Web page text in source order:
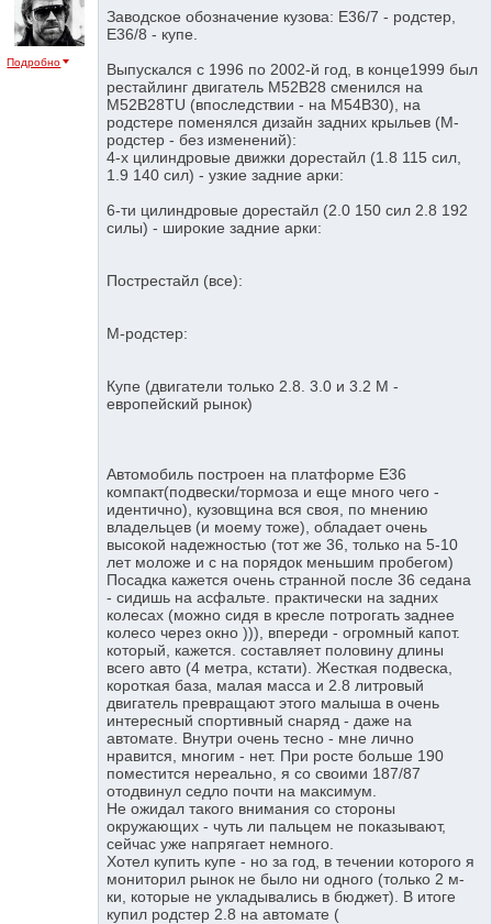
Подробно
Заводское обозначение кузова: E36/7 - родстер,
E36/8 - купе.
Выпускался с 1996 по 2002-й год, в конце1999 был
рестайлинг двигатель M52B28 сменился на
М52В28TU (впоследствии - на М54В30), на
родстере поменялся дизайн задних крыльев (М-
родстер - без изменений):
4-х цилиндровые движки дорестайл (1.8 115 сил,
1.9 140 сил) - узкие задние арки:
6-ти цилиндровые дорестайл (2.0 150 сил 2.8 192
силы) - широкие задние арки:
Пострестайл (все):
M-родстер:
Купе (двигатели только 2.8. 3.0 и 3.2 М -
европейский рынок)
Автомобиль построен на платформе Е36
компакт(подвески/тормоза и еще много чего -
идентично), кузовщина вся своя, по мнению
владельцев (и моему тоже), обладает очень
высокой надежностью (тот же 36, только на 5-10
лет моложе и с на порядок меньшим пробегом)
Посадка кажется очень странной после 36 седана
- сидишь на асфальте. практически на задних
колесах (можно сидя в кресле потрогать заднее
колесо через окно ))), впереди - огромный капот.
который, кажется. составляет половину длины
всего авто (4 метра, кстати). Жесткая подвеска,
короткая база, малая масса и 2.8 литровый
двигатель превращают этого малыша в очень
интересный спортивный снаряд - даже на
автомате. Внутри очень тесно - мне лично
нравится, многим - нет. При росте больше 190
поместится нереально, я со своими 187/87
отодвинул седло почти на максимум.
Не ожидал такого внимания со стороны
окружающих - чуть ли пальцем не показывают,
сейчас уже напрягает немного.
Хотел купить купе - но за год, в течении которого я
мониторил рынок не было ни одного (только 2 м-
ки, которые не укладывались в бюджет). В итоге
купил родстер 2.8 на автомате (